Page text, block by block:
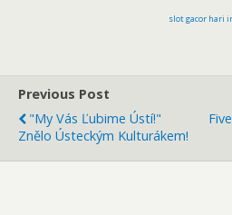
slot gacor hari
Previous Post
"My Vás Ľubime Ústí!"
Znělo Ústeckým Kulturákem!